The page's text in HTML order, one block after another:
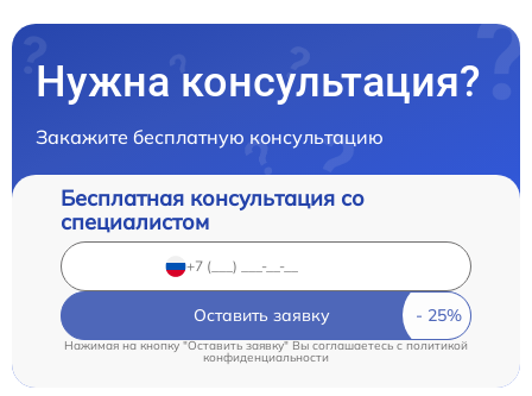
Нужна консультация?
Закажите бесплатную консультацию
Бесплатная консультация со
специалистом
Оставить заявку
Нажимая на кнопку "Оставить заявку" Вы соглашаетесь cполитикой
конфиденциальности